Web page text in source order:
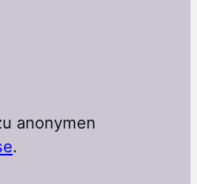
anonymen
.